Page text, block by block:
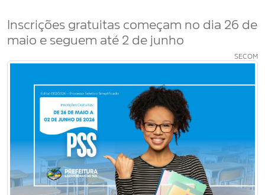
Inscrições gratuitas começam no dia 26 de
maio e seguem até 2 de junho
SECOM